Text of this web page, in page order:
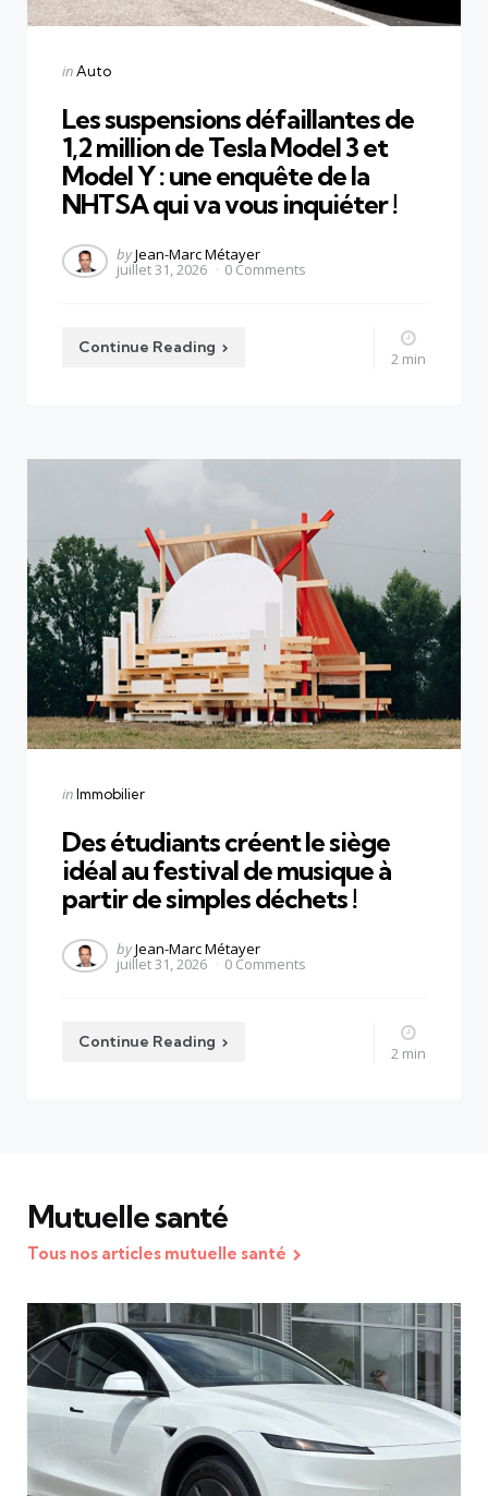
Categories
Posted
inAuto
Les suspensions défaillantes de
1,2 million de Tesla Model 3 et
Model Y : une enquête de la
NHTSA qui va vous inquiéter !
Posted
by
byJean-Marc Métayer
juillet 31, 2026 0 Comments
Continue Reading
2 min
Categories
Posted
inImmobilier
Des étudiants créent le siège
idéal au festival de musique à
partir de simples déchets !
Posted
by
byJean-Marc Métayer
juillet 31, 2026 0 Comments
Continue Reading
2 min
Mutuelle santé
Tous nos articles mutuelle santé